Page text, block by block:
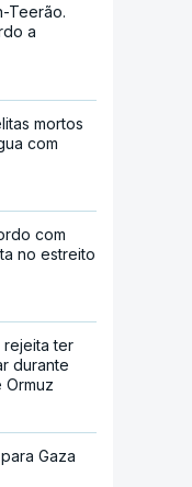
Teerão.
a
mortos
com
com
no estreito
rejeita ter
durante
Gaza